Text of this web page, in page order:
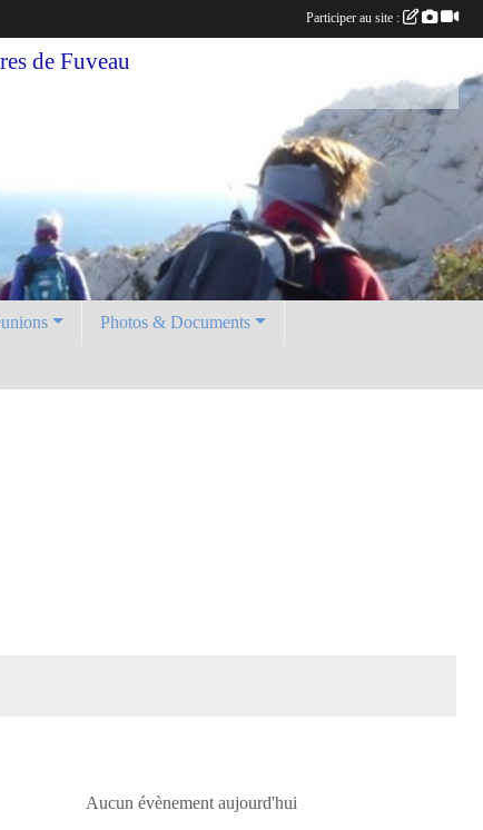
de Fuveau
Photos & Documents
Aucun évènement aujourd'hui
Participer au site :